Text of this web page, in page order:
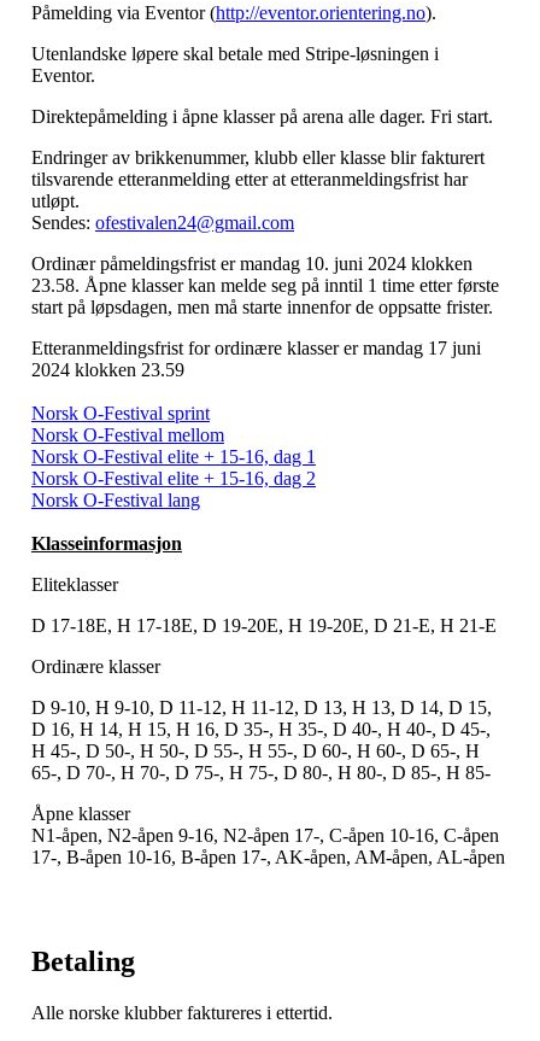
Påmelding via Eventor (http://eventor.orientering.no).
Utenlandske løpere skal betale med Stripe-løsningen i
Eventor.
Direktepåmelding i åpne klasser på arena alle dager. Fri start.
Endringer av brikkenummer, klubb eller klasse blir fakturert
tilsvarende etteranmelding etter at etteranmeldingsfrist har
utløpt.
Sendes: ofestivalen24@gmail.com
Ordinær påmeldingsfrist er mandag 10. juni 2024 klokken
23.58. Åpne klasser kan melde seg på inntil 1 time etter første
start på løpsdagen, men må starte innenfor de oppsatte frister.
Etteranmeldingsfrist for ordinære klasser er mandag 17 juni
2024 klokken 23.59
Norsk O-Festival sprint
Norsk O-Festival mellom
Norsk O-Festival elite + 15-16, dag 1
Norsk O-Festival elite + 15-16, dag 2
Norsk O-Festival lang
Klasseinformasjon
Eliteklasser
D 17-18E, H 17-18E, D 19-20E, H 19-20E, D 21-E, H 21-E
Ordinære klasser
D 9-10, H 9-10, D 11-12, H 11-12, D 13, H 13, D 14, D 15,
D 16, H 14, H 15, H 16, D 35-, H 35-, D 40-, H 40-, D 45-,
H 45-, D 50-, H 50-, D 55-, H 55-, D 60-, H 60-, D 65-, H
65-, D 70-, H 70-, D 75-, H 75-, D 80-, H 80-, D 85-, H 85-
Åpne klasser
N1-åpen, N2-åpen 9-16, N2-åpen 17-, C-åpen 10-16, C-åpen
17-, B-åpen 10-16, B-åpen 17-, AK-åpen, AM-åpen, AL-åpen
Betaling
Alle norske klubber faktureres i ettertid.